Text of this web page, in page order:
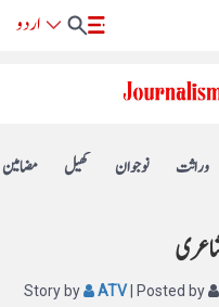
مضامین کھیل نوجوان وراثت
Story by ATV | Posted by